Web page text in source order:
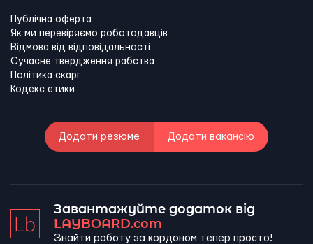
Публічна оферта
Як ми перевіряємо роботодавців
Відмова від відповідальності
Сучасне твердження рабства
Політика скарг
Кодекс етики
Додати резюме Додати вакансію
Завантажуйте додаток від
LAYBOARD.com
Знайти роботу за кордоном тепер просто!